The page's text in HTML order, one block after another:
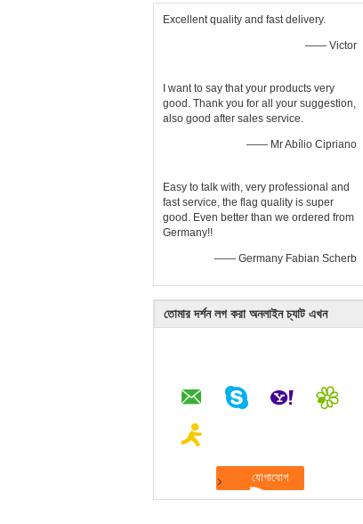
Excellent quality and fast delivery.
—— Victor
I want to say that your products very
good. Thank you for all your suggestion,
also good after sales service.
—— Mr Abílio Cipriano
Easy to talk with, very professional and
fast service, the flag quality is super
good. Even better than we ordered from
Germany!!
—— Germany Fabian Scherb
তোমার দর্শন লগ করা অনলাইন চ্যাট এখন